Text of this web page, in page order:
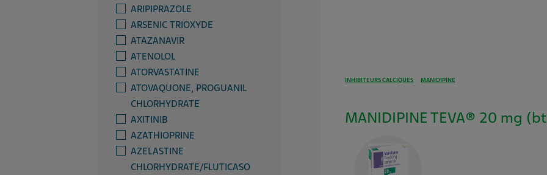
ARIPIPRAZOLE
ARSENIC TRIOXYDE
ATAZANAVIR
ATENOLOL
ATORVASTATINE
ATOVAQUONE, PROGUANIL
CHLORHYDRATE
AXITINIB
AZATHIOPRINE
AZELASTINE
CHLORHYDRATE/FLUTICASO
INHIBITEURS CALCIQUES MANIDIPINE
MANIDIPINE TEVA® 20 mg